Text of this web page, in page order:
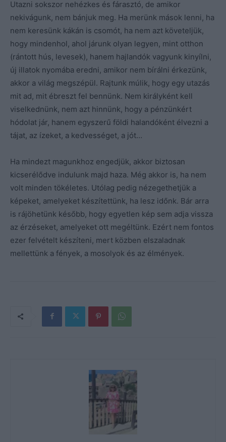
Utazni sokszor nehézkes és fárasztó, de amikor
nekivágunk, nem bánjuk meg. Ha merünk mások lenni, ha
nem keresünk kákán is csomót, ha nem azt követeljük,
hogy mindenhol, ahol járunk olyan legyen, mint otthon
(rántott hús, levesek), hanem hajlandók vagyunk kinyílni,
új illatok nyomába eredni, amikor nem bírálni érkezünk,
akkor a világ megszépül. Rajtunk múlik, hogy egy utazás
mit ad, mit ébreszt fel bennünk. Nem királyként kell
viselkednünk, nem azt hinnünk, hogy a pénzünkért
hódolat jár, hanem egyszerű földi halandóként élvezni a
tájat, az ízeket, a kedvességet, a jót…
Ha mindezt magunkhoz engedjük, akkor biztosan
kicserélődve indulunk majd haza. Még akkor is, ha nem
volt minden tökéletes. Utólag pedig nézegethetjük a
képeket, amelyeket készítettünk, ha lesz időnk. Bár arra
is rájöhetünk később, hogy egyetlen kép sem adja vissza
az érzéseket, amelyeket ott megéltünk. Ezért nem fontos
ezer felvételt készíteni, mert közben elszaladnak
mellettünk a fények, a mosolyok és az élmények.